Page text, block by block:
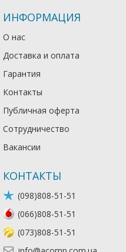
ИНФОРМАЦИЯ
О нас
Доставка и оплата
Гарантия
Контакты
Публичная оферта
Сотрудничество
Вакансии
КОНТАКТЫ
(098)808-51-51
(066)808-51-51
(073)808-51-51